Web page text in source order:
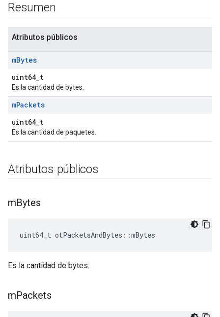
Resumen
Atributos públicos
mBytes
uint64_t
Es la cantidad de bytes.
mPackets
uint64_t
Es la cantidad de paquetes.
Atributos públicos
mBytes
uint64_t otPacketsAndBytes ::mBytes
Es la cantidad de bytes.
mPackets